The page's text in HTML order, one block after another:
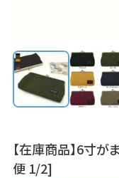
【在庫商品】6寸が
便 1/2]